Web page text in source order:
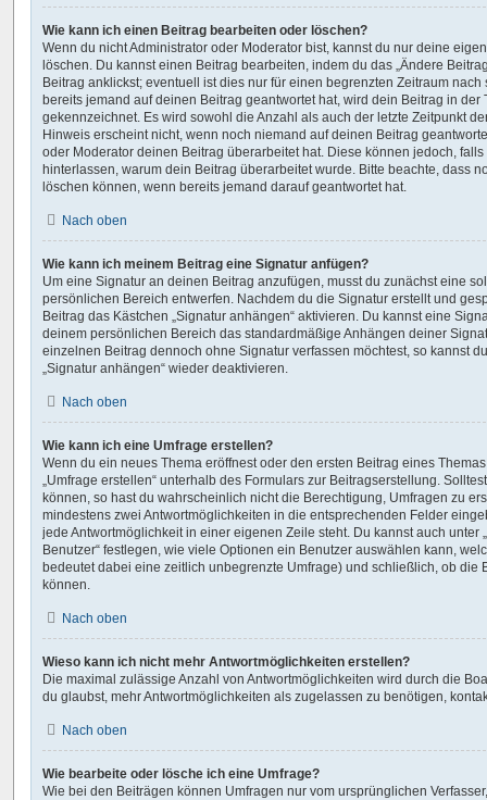
Wie kann ich einen Beitrag bearbeiten oder löschen?
Wenn du nicht Administrator oder Moderator bist, kannst du nur deine
löschen. Du kannst einen Beitrag bearbeiten, indem du das „Ändere
Beitrag anklickst; eventuell ist dies nur für einen begrenzten Zeitraum
bereits jemand auf deinen Beitrag geantwortet hat, wird dein Beitrag in
gekennzeichnet. Es wird sowohl die Anzahl als auch der letzte Zeitpunkt
Hinweis erscheint nicht, wenn noch niemand auf deinen Beitrag
oder Moderator deinen Beitrag überarbeitet hat. Diese können jedoch,
hinterlassen, warum dein Beitrag überarbeitet wurde. Bitte beachte, dass
löschen können, wenn bereits jemand darauf geantwortet hat.
Nach oben
Wie kann ich meinem Beitrag eine Signatur anfügen?
Um eine Signatur an deinen Beitrag anzufügen, musst du zunächst eine
persönlichen Bereich entwerfen. Nachdem du die Signatur erstellt und
Beitrag das Kästchen „Signatur anhängen“ aktivieren. Du kannst eine
deinem persönlichen Bereich das standardmäßige Anhängen deiner
einzelnen Beitrag dennoch ohne Signatur verfassen möchtest, so kannst
„Signatur anhängen“ wieder deaktivieren.
Nach oben
Wie kann ich eine Umfrage erstellen?
Wenn du ein neues Thema eröffnest oder den ersten Beitrag eines
„Umfrage erstellen“ unterhalb des Formulars zur Beitragserstellung.
können, so hast du wahrscheinlich nicht die Berechtigung, Umfragen zu
mindestens zwei Antwortmöglichkeiten in die entsprechenden Felder
jede Antwortmöglichkeit in einer eigenen Zeile steht. Du kannst auch unter
Benutzer“ festlegen, wie viele Optionen ein Benutzer auswählen kann,
bedeutet dabei eine zeitlich unbegrenzte Umfrage) und schließlich, ob die
können.
Nach oben
Wieso kann ich nicht mehr Antwortmöglichkeiten erstellen?
Die maximal zulässige Anzahl von Antwortmöglichkeiten wird durch die
du glaubst, mehr Antwortmöglichkeiten als zugelassen zu benötigen,
Nach oben
Wie bearbeite oder lösche ich eine Umfrage?
Wie bei den Beiträgen können Umfragen nur vom ursprünglichen